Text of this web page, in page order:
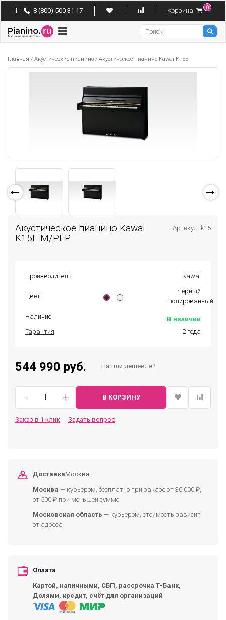
8 (800) 500 31 17 Корзина 0
Pianino
Главная / Акустические пианино / Акустическое пианино Kawai K15E
Акустическое пианино Kawai
K15E M/PEP
Артикул: k15
Производитель Kawai
Цвет:
Черный
полированный
Наличие
В наличии
Гарантия
2 года
544 990 руб. Нашли дешевле?
- + В КОРЗИНУ
Заказ в 1 клик Задать вопрос
ДоставкаМосква
Москва — курьером, бесплатно при заказе от 30 000 ₽,
от 500 ₽ при меньшей сумме
Московская область — курьером, стоимость зависит
от адреса
Оплата
Картой, наличными, СБП, рассрочка Т-Банк,
Долями, кредит, счёт для организаций